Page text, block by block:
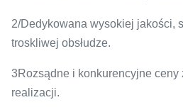
2/Dedykowana wysokiej jakości,
troskliwej obsłudze.
3Rozsądne i konkurencyjne ceny
realizacji.